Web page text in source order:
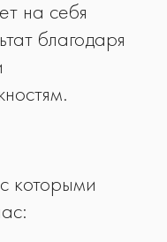
на себя
благодаря
которыми